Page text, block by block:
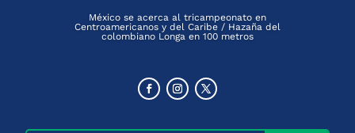
México se acerca al tricampeonato en
Centroamericanos y del Caribe / Hazaña del
colombiano Longa en 100 metros